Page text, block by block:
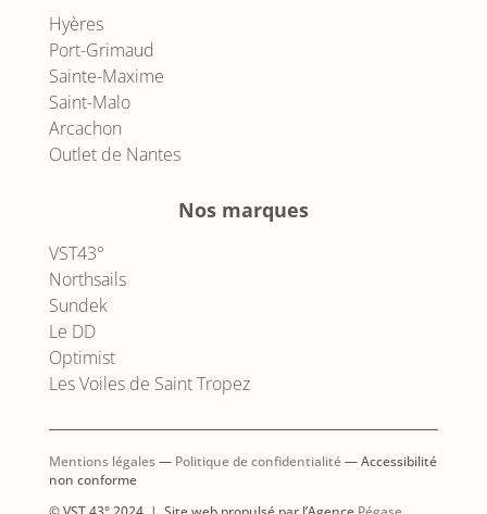
Hyères
Port-Grimaud
Sainte-Maxime
Saint-Malo
Arcachon
Outlet de Nantes
Nos marques
VST43°
Northsails
Sundek
Le DD
Optimist
Les Voiles de Saint Tropez
Mentions légales— Politique de confidentialité— Accessibilité
non conforme